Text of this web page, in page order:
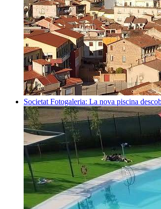
Societat Fotogaleria: La nova piscina